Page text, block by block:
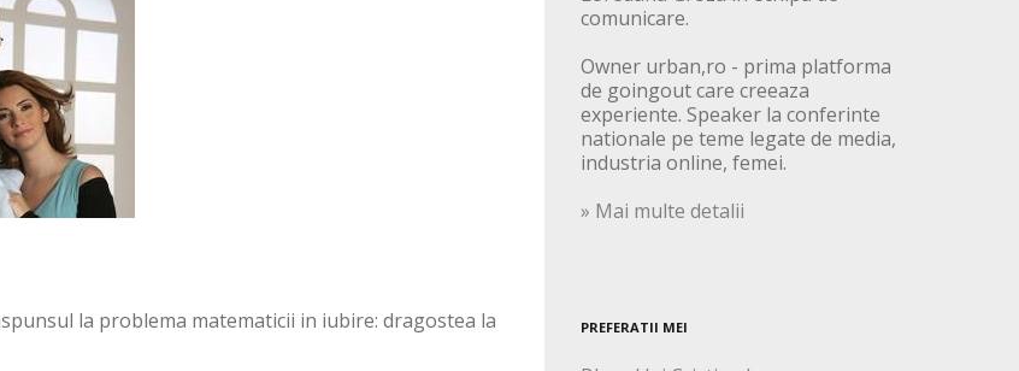
la problema matematicii in iubire: dragostea la
comunicare.
Owner urban,ro - prima platforma
de goingout care creeaza
experiente. Speaker la conferinte
nationale pe teme legate de media,
industria online, femei.
» Mai multe detalii
PREFERATII MEI